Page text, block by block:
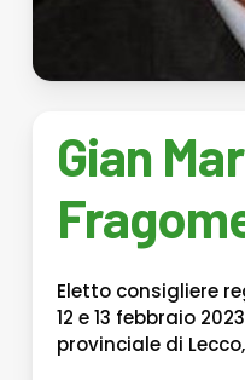
Gian
Eletto consigliere
12 e 13 febbraio
provinciale di